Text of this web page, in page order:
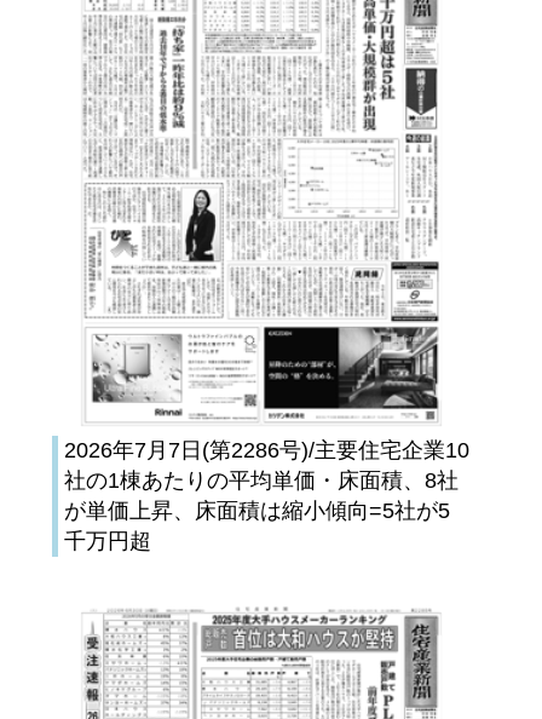
2026年7月7日(第2286号)/主要住宅企業10
社の1棟あたりの平均単価・床面積、8社
が単価上昇、床面積は縮小傾向=5社が5
千万円超